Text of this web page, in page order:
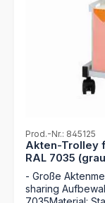
Prod.-Nr.: 845125
Akten-Trolley
RAL 7035
- Große
sharing